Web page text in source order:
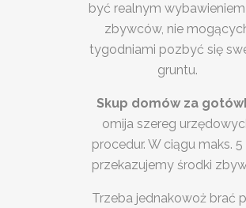
być realnym
zbywców, nie
tygodniami pozbyć się
gruntu.
Skup domów za
omija szereg
procedur. W ciągu maks. 5
przekazujemy środki
Trzeba jednakowoż brać